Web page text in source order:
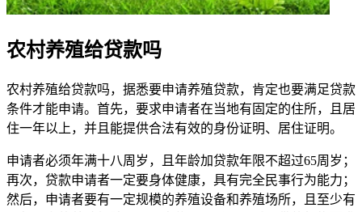
农村养殖给贷款吗
农村养殖给贷款吗，据悉要申请养殖贷款，肯定也要满足贷款
条件才能申请。首先，要求申请者在当地有固定的住所，且居
住一年以上，并且能提供合法有效的身份证明、居住证明。
申请者必须年满十八周岁，且年龄加贷款年限不超过65周岁；
再次，贷款申请者一定要身体健康，具有完全民事行为能力；
然后，申请者要有一定规模的养殖设备和养殖场所，且至少有